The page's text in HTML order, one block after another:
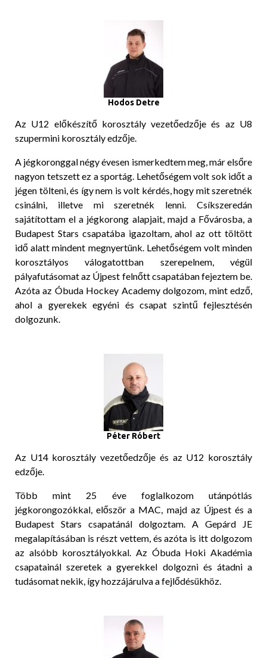
Hodos Detre
Az U12 előkészítő korosztály vezetőedzője és az U8
szupermini korosztály edzője.
A jégkoronggal négy évesen ismerkedtem meg, már elsőre
nagyon tetszett ez a sportág. Lehetőségem volt sok időt a
jégen tölteni, és így nem is volt kérdés, hogy mit szeretnék
csinálni, illetve mi szeretnék lenni. Csíkszeredán
sajátítottam el a jégkorong alapjait, majd a Fővárosba, a
Budapest Stars csapatába igazoltam, ahol az ott töltött
idő alatt mindent megnyertünk. Lehetőségem volt minden
korosztályos válogatottban szerepelnem, végül
pályafutásomat az Újpest felnőtt csapatában fejeztem be.
Azóta az Óbuda Hockey Academy dolgozom, mint edző,
ahol a gyerekek egyéni és csapat szintű fejlesztésén
dolgozunk.
Péter Róbert
Az U14 korosztály vezetőedzője és az U12 korosztály
edzője.
Több mint 25 éve foglalkozom utánpótlás
jégkorongozókkal, először a MAC, majd az Újpest és a
Budapest Stars csapatánál dolgoztam. A Gepárd JE
megalapításában is részt vettem, és azóta is itt dolgozom
az alsóbb korosztályokkal. Az Óbuda Hoki Akadémia
csapatainál szeretek a gyerekkel dolgozni és átadni a
tudásomat nekik, így hozzájárulva a fejlődésükhöz.